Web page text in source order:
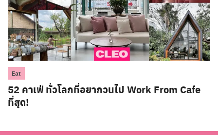
Eat
52 คาเฟ่ ทั่วโลกที่อยากวนไป Work From Cafe
ที่สุด!